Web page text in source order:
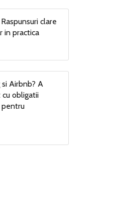
clare
in practica
Airbnb? A
obligatii
pentru